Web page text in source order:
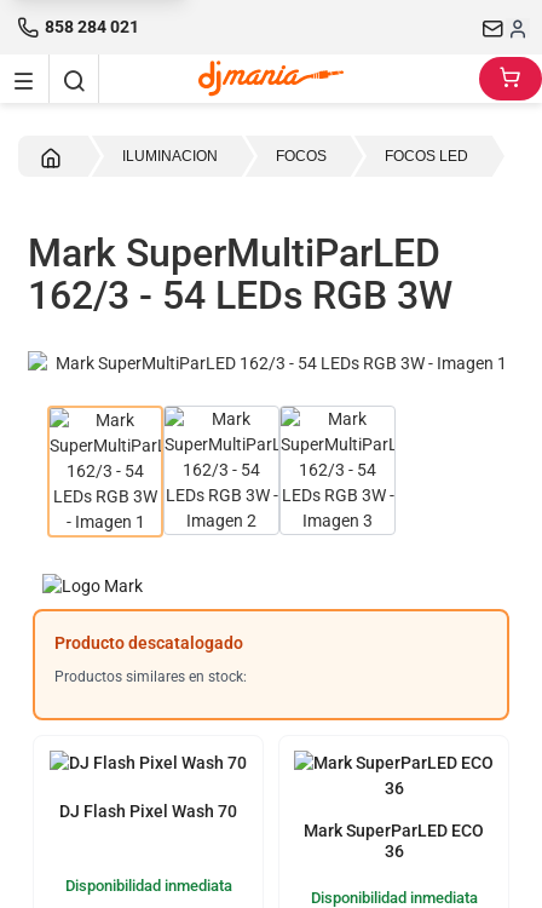
858 284 021
ILUMINACION FOCOS FOCOS LED
Mark SuperMultiParLED
162/3 - 54 LEDs RGB 3W
Producto descatalogado
Productos similares en stock:
DJ Flash Pixel Wash 70
Disponibilidad inmediata
Mark SuperParLED ECO
36
Disponibilidad inmediata